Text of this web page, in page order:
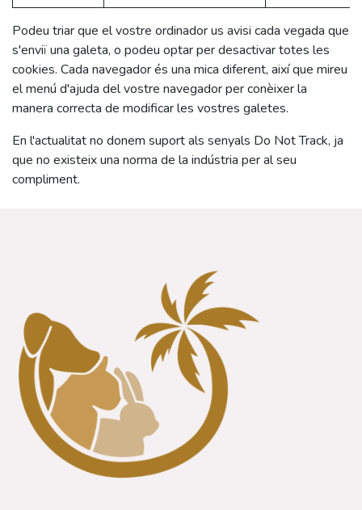
Podeu triar que el vostre ordinador us avisi cada vegada que
s'enviï una galeta, o podeu optar per desactivar totes les
cookies. Cada navegador és una mica diferent, així que mireu
el menú d'ajuda del vostre navegador per conèixer la
manera correcta de modificar les vostres galetes.
En l'actualitat no donem suport als senyals Do Not Track, ja
que no existeix una norma de la indústria per al seu
compliment.